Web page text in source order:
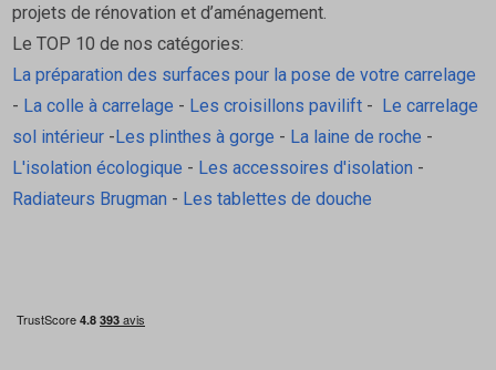
projets de rénovation et d’aménagement.
Le TOP 10 de nos catégories:
La préparation des surfaces pour la pose de votre carrelage
- La colle à carrelage - Les croisillons pavilift- Le carrelage
sol intérieur-Les plinthes à gorge - La laine de roche -
L'isolation écologique - Les accessoires d'isolation -
Radiateurs Brugman - Les tablettes de douche